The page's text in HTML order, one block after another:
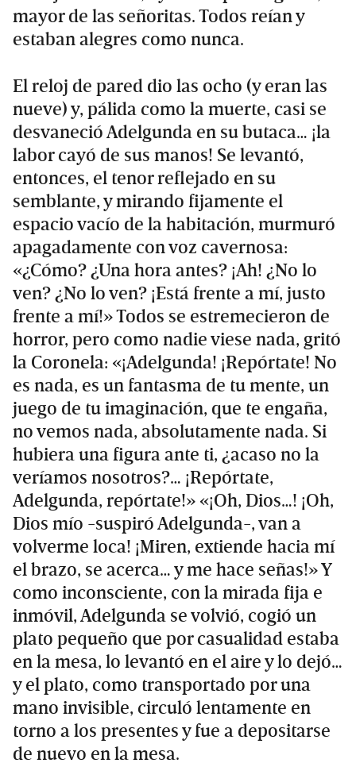
mayor de las señoritas. Todos reían y
estaban alegres como nunca.
El reloj de pared dio las ocho (y eran las
nueve) y, pálida como la muerte, casi se
desvaneció Adelgunda en su butaca… ¡la
labor cayó de sus manos! Se levantó,
entonces, el tenor reflejado en su
semblante, y mirando fijamente el
espacio vacío de la habitación, murmuró
apagadamente con voz cavernosa:
«¿Cómo? ¿Una hora antes? ¡Ah! ¿No lo
ven? ¿No lo ven? ¡Está frente a mí, justo
frente a mí!» Todos se estremecieron de
horror, pero como nadie viese nada, gritó
la Coronela: «¡Adelgunda! ¡Repórtate! No
es nada, es un fantasma de tu mente, un
juego de tu imaginación, que te engaña,
no vemos nada, absolutamente nada. Si
hubiera una figura ante ti, ¿acaso no la
veríamos nosotros?… ¡Repórtate,
Adelgunda, repórtate!» «¡Oh, Dios…! ¡Oh,
Dios mío -suspiró Adelgunda-, van a
volverme loca! ¡Miren, extiende hacia mí
el brazo, se acerca… y me hace señas!» Y
como inconsciente, con la mirada fija e
inmóvil, Adelgunda se volvió, cogió un
plato pequeño que por casualidad estaba
en la mesa, lo levantó en el aire y lo dejó…
y el plato, como transportado por una
mano invisible, circuló lentamente en
torno a los presentes y fue a depositarse
de nuevo en la mesa.